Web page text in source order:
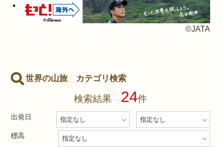
©JATA
世界の山旅 カテゴリ検索
検索結果 24件
出発日
標高